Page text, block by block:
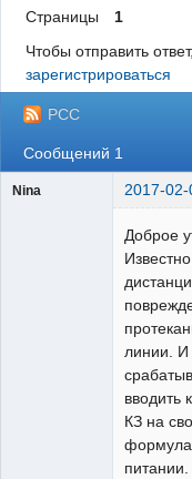
Страницы
1
Чтобы отправить
зарегистрироваться
РСС
Сообщений 1
Nina 2017-
Доброе
линии. И
вводить
КЗ на
формула
питании.